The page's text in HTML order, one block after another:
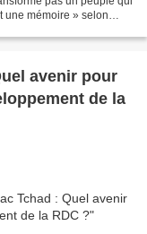
une mémoire » selon
avenir pour
de la